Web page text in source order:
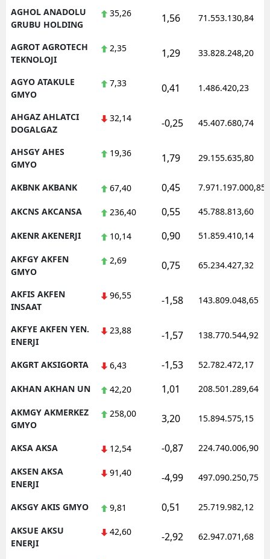
AGHOL ANADOLU
GRUBU HOLDING
35,26 1,56 71.553.130,84
AGROT AGROTECH
TEKNOLOJI
2,35 1,29 33.828.248,20
AGYO ATAKULE
GMYO
7,33 0,41 1.486.420,23
AHGAZ AHLATCI
DOGALGAZ
32,14 -0,25 45.407.680,74
AHSGY AHES
GMYO
19,36 1,79 29.155.635,80
AKBNK AKBANK 67,40 0,45 7.971.197.000,85
AKCNS AKCANSA 236,40 0,55 45.788.813,60
AKENR AKENERJI 10,14 0,90 51.859.410,14
AKFGY AKFEN
GMYO
2,69 0,75 65.234.427,32
AKFIS AKFEN
INSAAT
96,55 -1,58 143.809.048,65
AKFYE AKFEN YEN.
ENERJI
23,88 -1,57 138.770.544,92
AKGRT AKSIGORTA 6,43 -1,53 52.782.472,17
AKHAN AKHAN UN 42,20 1,01 208.501.289,64
AKMGY AKMERKEZ
GMYO
258,00 3,20 15.894.575,15
AKSA AKSA 12,54 -0,87 224.740.006,90
AKSEN AKSA
ENERJI
91,40 -4,99 497.090.250,75
AKSGY AKIS GMYO 9,81 0,51 25.719.982,12
AKSUE AKSU
ENERJI
42,60 -2,92 62.947.071,68